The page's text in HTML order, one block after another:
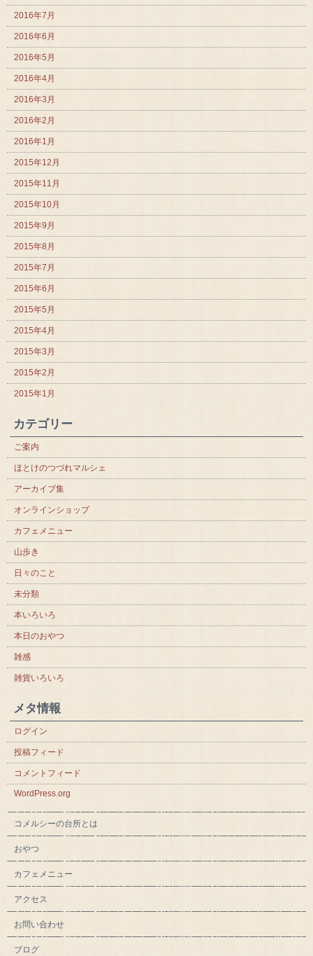
2016年7月
2016年6月
2016年5月
2016年4月
2016年3月
2016年2月
2016年1月
2015年12月
2015年11月
2015年10月
2015年9月
2015年8月
2015年7月
2015年6月
2015年5月
2015年4月
2015年3月
2015年2月
2015年1月
カテゴリー
ご案内
ほとけのつづれマルシェ
アーカイブ集
オンラインショップ
カフェメニュー
山歩き
日々のこと
未分類
本いろいろ
本日のおやつ
雑感
雑貨いろいろ
メタ情報
ログイン
投稿フィード
コメントフィード
WordPress.org
コメルシーの台所とは
おやつ
カフェメニュー
アクセス
お問い合わせ
ブログ